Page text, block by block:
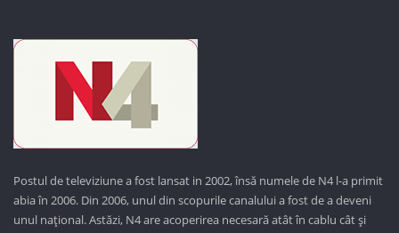
Postul de televiziune a fost lansat in 2002, însă numele de N4 l-a primit
abia în 2006. Din 2006, unul din scopurile canalului a fost de a deveni
unul național. Astăzi, N4 are acoperirea necesară atât în cablu cât și